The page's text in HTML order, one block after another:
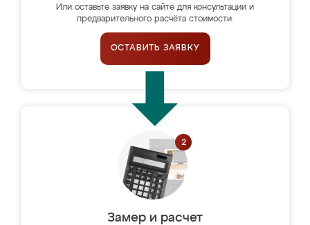
Или оставьте заявку на сайте для консультации и
предварительного расчёта стоимости.
ОСТАВИТЬ ЗАЯВКУ
Замер и расчет